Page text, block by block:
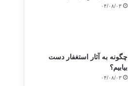
۰۴/۰۸/۰۳
چگونه به آثار استغفار دست
بیابیم؟
۰۴/۰۸/۰۳